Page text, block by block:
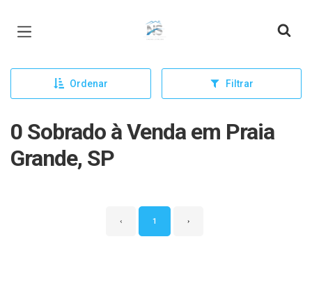
Página inicial
Ordenar Filtrar
0 Sobrado à Venda em Praia
Grande, SP
‹ 1 ›